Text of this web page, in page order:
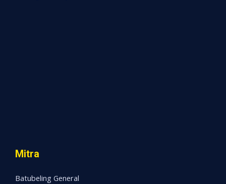
Mitra
Batubeling General